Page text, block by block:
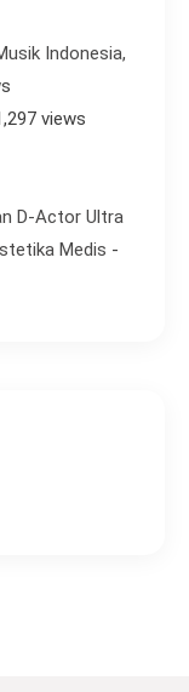
Indonesia,
views
D-Actor Ultra
Medis -